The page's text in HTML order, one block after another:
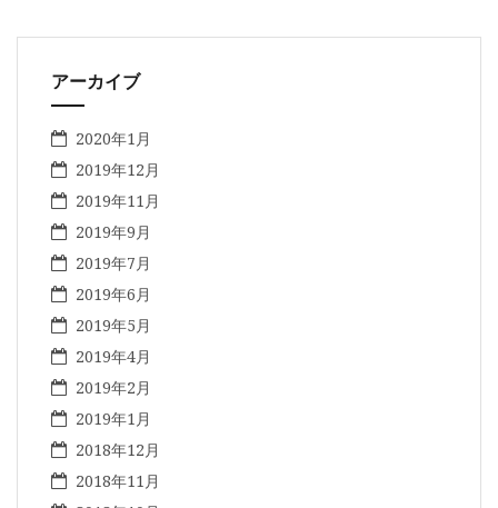
アーカイブ
2020年1月
2019年12月
2019年11月
2019年9月
2019年7月
2019年6月
2019年5月
2019年4月
2019年2月
2019年1月
2018年12月
2018年11月